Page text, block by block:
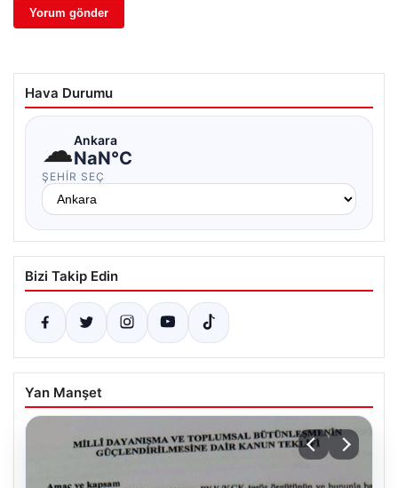
Hava Durumu
☁Ankara
NaN°C
ŞEHIR SEÇ
Bizi Takip Edin
Yan Manşet